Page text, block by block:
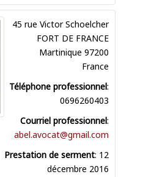
45 rue Victor Schoelcher
FORT DE FRANCE
Martinique 97200
France
Téléphone professionnel:
0696260403
Courriel professionnel:
abel.avocat@gmail.com
Prestation de serment: 12
décembre 2016